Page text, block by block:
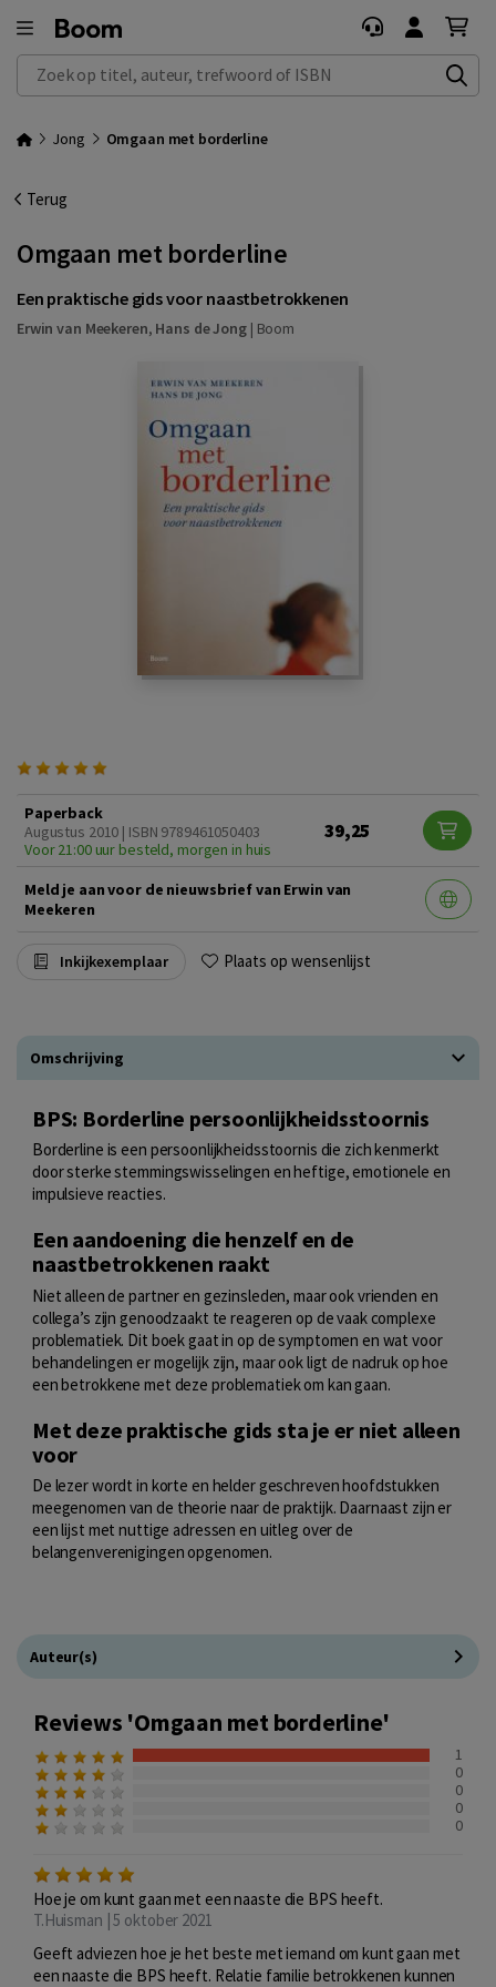
Zoek op titel, auteur, trefwoord of ISBN
Jong Omgaan met borderline
Terug
Omgaan met borderline
Een praktische gids voor naastbetrokkenen
Erwin van Meekeren, Hans de Jong| Boom
Paperback
Augustus 2010 | ISBN 9789461050403
Voor 21:00 uur besteld, morgen in huis
39,25
Meld je aan voor de nieuwsbrief van Erwin van
Meekeren
Inkijkexemplaar Plaats op wensenlijst
Omschrijving
BPS: Borderline persoonlijkheidsstoornis
Borderline is een persoonlijkheidsstoornis die zich kenmerkt
door sterke stemmingswisselingen en heftige, emotionele en
impulsieve reacties.
Een aandoening die henzelf en de
naastbetrokkenen raakt
Niet alleen de partner en gezinsleden, maar ook vrienden en
collega’s zijn genoodzaakt te reageren op de vaak complexe
problematiek. Dit boek gaat in op de symptomen en wat voor
behandelingen er mogelijk zijn, maar ook ligt de nadruk op hoe
een betrokkene met deze problematiek om kan gaan.
Met deze praktische gids sta je er niet alleen
voor
De lezer wordt in korte en helder geschreven hoofdstukken
meegenomen van de theorie naar de praktijk. Daarnaast zijn er
een lijst met nuttige adressen en uitleg over de
belangenverenigingen opgenomen.
Auteur(s)
Reviews 'Omgaan met borderline'
1
0
0
0
0
Hoe je om kunt gaan met een naaste die BPS heeft.
T.Huisman | 5 oktober 2021
Geeft adviezen hoe je het beste met iemand om kunt gaan met
een naaste die BPS heeft. Relatie familie betrokkenen kunnen